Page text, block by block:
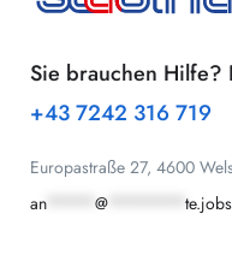
Sie brauchen Hilfe?
+43 7242 316 719
Europastraße 27, 4600 Wels
an
@ te.jobs